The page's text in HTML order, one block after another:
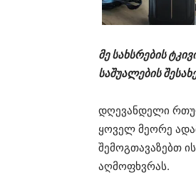
მე სახსრების
საშუალების
დღევანდელი
ყოველ მეორე
შემოგთავაზებთ
აღმოფხვრას.